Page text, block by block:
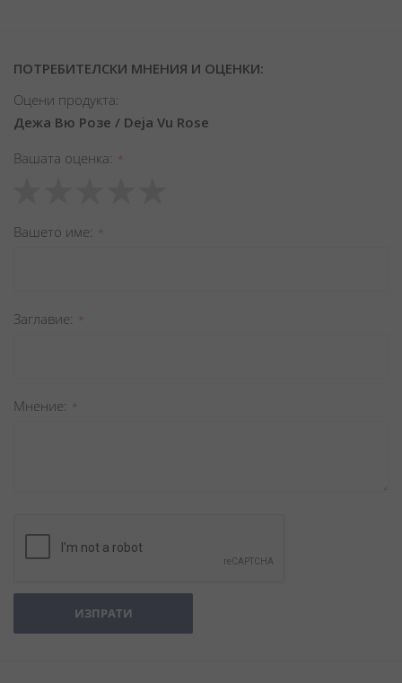
ПОТРЕБИТЕЛСКИ МНЕНИЯ И ОЦЕНКИ:
Оцени продукта:
Дежа Вю Розе / Deja Vu Rose
Вашата оценка
star
stars
stars
stars
stars
Вашето име
Заглавиe
Мнение
ИЗПРАТИ